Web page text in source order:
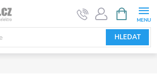
HLEDAT
NÁKUPNÍ
KOŠÍK